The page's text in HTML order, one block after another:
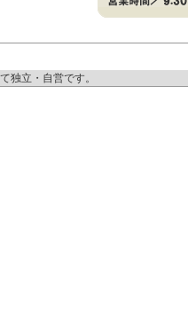
独立・自営です。